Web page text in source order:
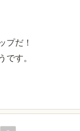
プだ！
です。